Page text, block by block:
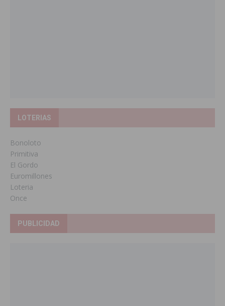
LOTERIAS
Bonoloto
Primitiva
El Gordo
Euromillones
Loteria
Once
PUBLICIDAD